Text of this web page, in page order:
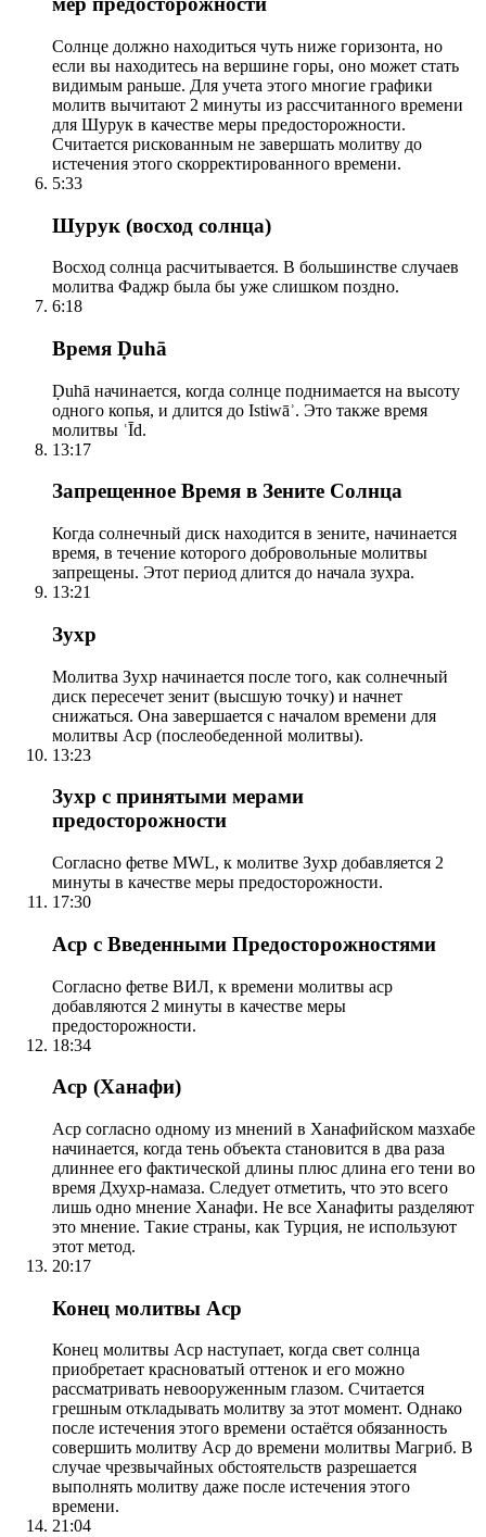
Солнце должно находиться чуть ниже горизонта, но
если вы находитесь на вершине горы, оно может стать
видимым раньше. Для учета этого многие графики
молитв вычитают 2 минуты из рассчитанного времени
для Шурук в качестве меры предосторожности.
Считается рискованным не завершать молитву до
истечения этого скорректированного времени.
5:33
Шурук (восход солнца)
Восход солнца расчитывается. В большинстве случаев
молитва Фаджр была бы уже слишком поздно.
6:18
Время Ḍuhā
Ḍuhā начинается, когда солнце поднимается на высоту
одного копья, и длится до Istiwāʾ. Это также время
молитвы ʿĪd.
13:17
Запрещенное Время в Зените Солнца
Когда солнечный диск находится в зените, начинается
время, в течение которого добровольные молитвы
запрещены. Этот период длится до начала зухра.
13:21
Зухр
Молитва Зухр начинается после того, как солнечный
диск пересечет зенит (высшую точку) и начнет
снижаться. Она завершается с началом времени для
молитвы Аср (послеобеденной молитвы).
13:23
Зухр с принятыми мерами
предосторожности
Согласно фетве MWL, к молитве Зухр добавляется 2
минуты в качестве меры предосторожности.
17:30
Аср с Введенными Предосторожностями
Согласно фетве ВИЛ, к времени молитвы аср
добавляются 2 минуты в качестве меры
предосторожности.
18:34
Аср (Ханафи)
Аср согласно одному из мнений в Ханафийском мазхабе
начинается, когда тень объекта становится в два раза
длиннее его фактической длины плюс длина его тени во
время Дхухр-намаза. Следует отметить, что это всего
лишь одно мнение Ханафи. Не все Ханафиты разделяют
это мнение. Такие страны, как Турция, не используют
этот метод.
20:17
Конец молитвы Аср
Конец молитвы Аср наступает, когда свет солнца
приобретает красноватый оттенок и его можно
рассматривать невооруженным глазом. Считается
грешным откладывать молитву за этот момент. Однако
после истечения этого времени остаётся обязанность
совершить молитву Аср до времени молитвы Магриб. В
случае чрезвычайных обстоятельств разрешается
выполнять молитву даже после истечения этого
времени.
21:04